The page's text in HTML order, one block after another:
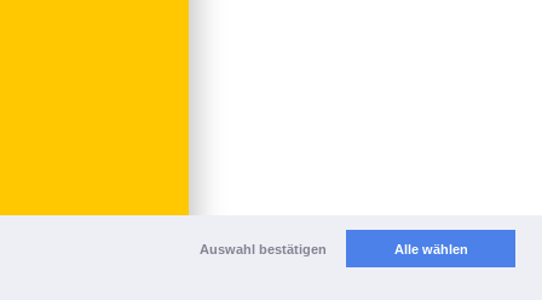
Auswahl bestätigen Alle wählen